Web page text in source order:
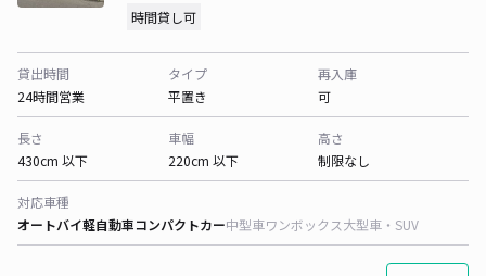
時間貸し可
貸出時間
24時間営業
タイプ
平置き
再入庫
可
長さ
430cm 以下
車幅
220cm 以下
高さ
制限なし
対応車種
オートバイ軽自動車コンパクトカー中型車ワンボックス大型車・SUV